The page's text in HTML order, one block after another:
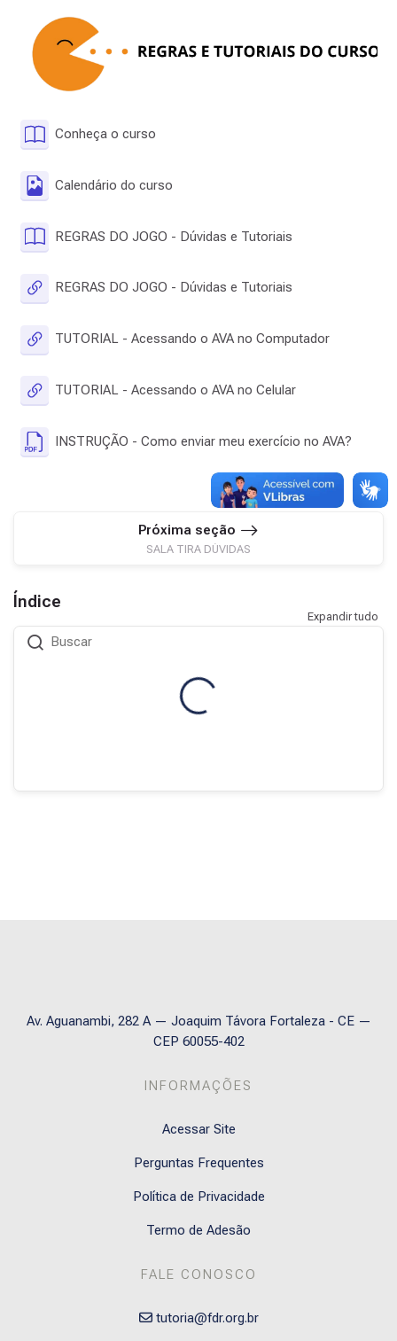
Conheça o curso
Calendário do curso
REGRAS DO JOGO - Dúvidas e Tutoriais
REGRAS DO JOGO - Dúvidas e Tutoriais
TUTORIAL - Acessando o AVA no ComputadorURL
TUTORIAL - Acessando o AVA no CelularURL
INSTRUÇÃO - Como enviar meu exercício no AVA?
Próxima seção
SALA TIRA DÚVIDAS
Índice
Expandir tudo
Buscar
Av. Aguanambi, 282 A — Joaquim Távora Fortaleza - CE —
CEP 60055-402
INFORMAÇÕES
Acessar Site
Perguntas Frequentes
Política de Privacidade
Termo de Adesão
FALE CONOSCO
tutoria@fdr.org.br